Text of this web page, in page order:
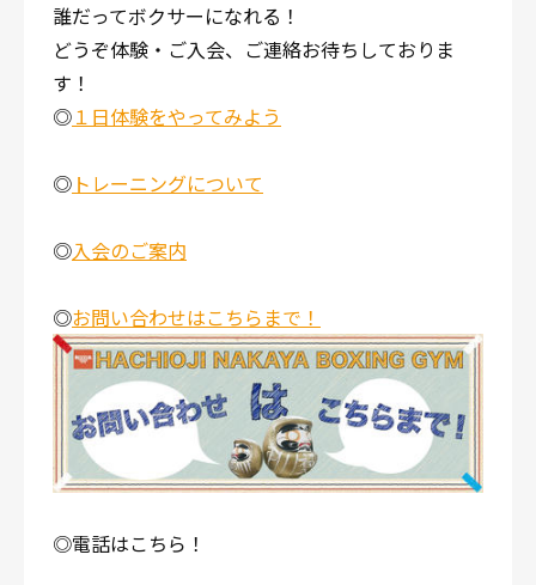
誰だってボクサーになれる！
どうぞ体験・ご入会、ご連絡お待ちしておりま
す！
◎１日体験をやってみよう
◎ トレーニングについて
◎入会のご案内
◎お問い合わせはこちらまで！
◎電話はこちら！